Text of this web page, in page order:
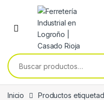
Skip to navigation
Skip to content
Buscar por:
Inicio Productos